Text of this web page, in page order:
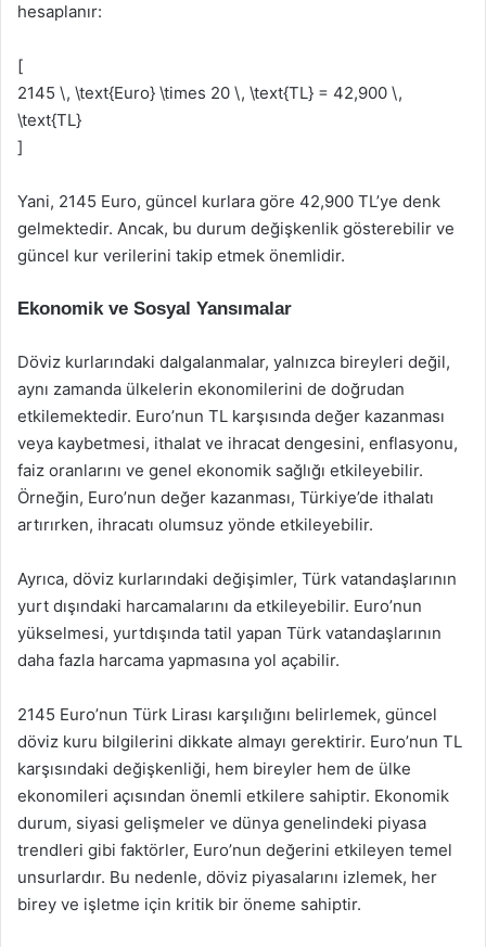
hesaplanır:
[
2145 \, \text{Euro} \times 20 \, \text{TL} = 42,900 \,
\text{TL}
]
Yani, 2145 Euro, güncel kurlara göre 42,900 TL’ye denk
gelmektedir. Ancak, bu durum değişkenlik gösterebilir ve
güncel kur verilerini takip etmek önemlidir.
Ekonomik ve Sosyal Yansımalar
Döviz kurlarındaki dalgalanmalar, yalnızca bireyleri değil,
aynı zamanda ülkelerin ekonomilerini de doğrudan
etkilemektedir. Euro’nun TL karşısında değer kazanması
veya kaybetmesi, ithalat ve ihracat dengesini, enflasyonu,
faiz oranlarını ve genel ekonomik sağlığı etkileyebilir.
Örneğin, Euro’nun değer kazanması, Türkiye’de ithalatı
artırırken, ihracatı olumsuz yönde etkileyebilir.
Ayrıca, döviz kurlarındaki değişimler, Türk vatandaşlarının
yurt dışındaki harcamalarını da etkileyebilir. Euro’nun
yükselmesi, yurtdışında tatil yapan Türk vatandaşlarının
daha fazla harcama yapmasına yol açabilir.
2145 Euro’nun Türk Lirası karşılığını belirlemek, güncel
döviz kuru bilgilerini dikkate almayı gerektirir. Euro’nun TL
karşısındaki değişkenliği, hem bireyler hem de ülke
ekonomileri açısından önemli etkilere sahiptir. Ekonomik
durum, siyasi gelişmeler ve dünya genelindeki piyasa
trendleri gibi faktörler, Euro’nun değerini etkileyen temel
unsurlardır. Bu nedenle, döviz piyasalarını izlemek, her
birey ve işletme için kritik bir öneme sahiptir.